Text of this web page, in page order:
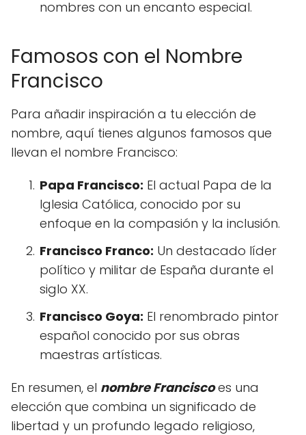
nombres con un encanto especial.
Famosos con el Nombre
Francisco
Para añadir inspiración a tu elección de
nombre, aquí tienes algunos famosos que
llevan el nombre Francisco:
Papa Francisco: El actual Papa de la
Iglesia Católica, conocido por su
enfoque en la compasión y la inclusión.
Francisco Franco: Un destacado líder
político y militar de España durante el
siglo XX.
Francisco Goya: El renombrado pintor
español conocido por sus obras
maestras artísticas.
En resumen, el nombre Franciscoes una
elección que combina un significado de
libertad y un profundo legado religioso,